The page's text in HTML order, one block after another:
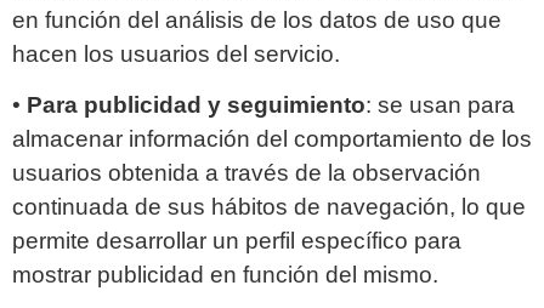
en función del análisis de los datos de uso que
hacen los usuarios del servicio.
• Para publicidad y seguimiento: se usan para
almacenar información del comportamiento de los
usuarios obtenida a través de la observación
continuada de sus hábitos de navegación, lo que
permite desarrollar un perfil específico para
mostrar publicidad en función del mismo.